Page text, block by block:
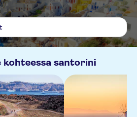
kohteessa santorini
Maks. €
retket